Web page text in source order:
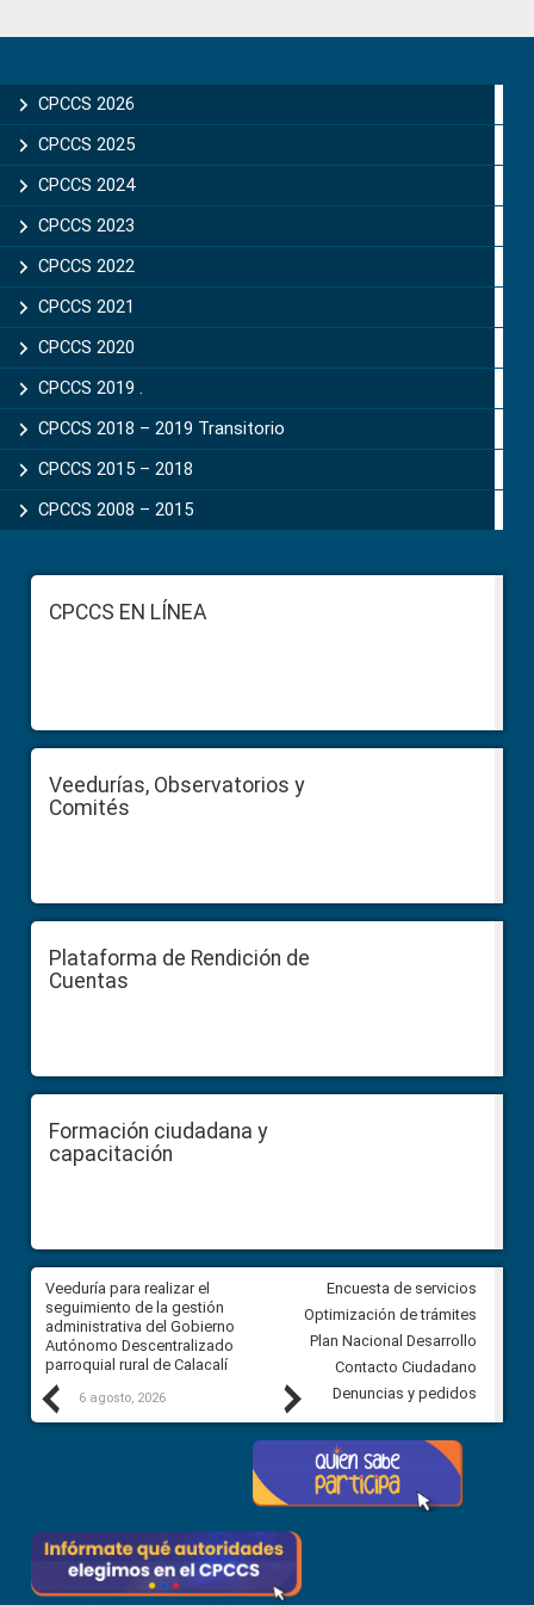
Sidebar
CPCCS 2026
CPCCS 2025
CPCCS 2024
CPCCS 2023
CPCCS 2022
CPCCS 2021
CPCCS 2020
CPCCS 2019 .
CPCCS 2018 – 2019 Transitorio
CPCCS 2015 – 2018
CPCCS 2008 – 2015
FooterCPCCS EN LÍNEA
Veedurías, Observatorios y
Comités
Plataforma de Rendición de
Cuentas
Formación ciudadana y
capacitación
Previous
Veeduría para realizar el
seguimiento de la gestión
administrativa del Gobierno
Autónomo Descentralizado
parroquial rural de Calacalí
6 agosto, 2026
Veeduría para vigilar los
derivados de la Audiencia
comunidad Urbina, parroquia
Carolina
5 agosto, 2026
Next
Encuesta de servicios
Optimización de trámites
Plan Nacional Desarrollo
Contacto Ciudadano
Denuncias y pedidos